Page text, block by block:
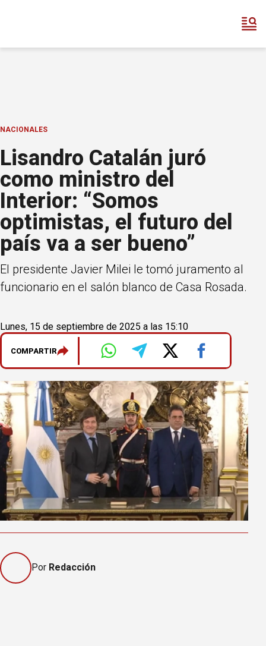
NACIONALES
Lisandro Catalán juró
como ministro del
Interior: “Somos
optimistas, el futuro del
país va a ser bueno”
El presidente Javier Milei le tomó juramento al
funcionario en el salón blanco de Casa Rosada.
Lunes, 15 de septiembre de 2025 a las 15:10
COMPARTIR
Por Redacción